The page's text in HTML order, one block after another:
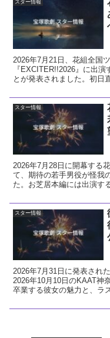
スター情報
2026年7月21日、花組全国
『EXCITER!!2026』に出
とが発表されました。初日
送ります。
スター情報
2026年7月28日に開幕する
て、期待の若手男役が怪我
た。お芝居本編には出演す
スター情報
2026年7月31日に発表され
2026年10月10日のKAAT神
卒業する彼女の魅力と、ラ